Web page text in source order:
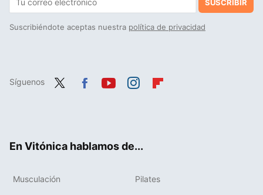
SUSCRIBIR
Suscribiéndote aceptas nuestra política de privacidad
Síguenos
En Vitónica hablamos de...
Musculación Pilates